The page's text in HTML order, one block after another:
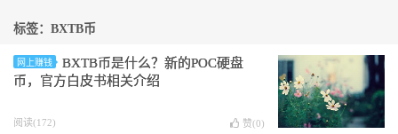
标签：BXTB币
网上赚钱
BXTB币是什么？新的POC硬盘
币，官方白皮书相关介绍
阅读(172) 赞(0)